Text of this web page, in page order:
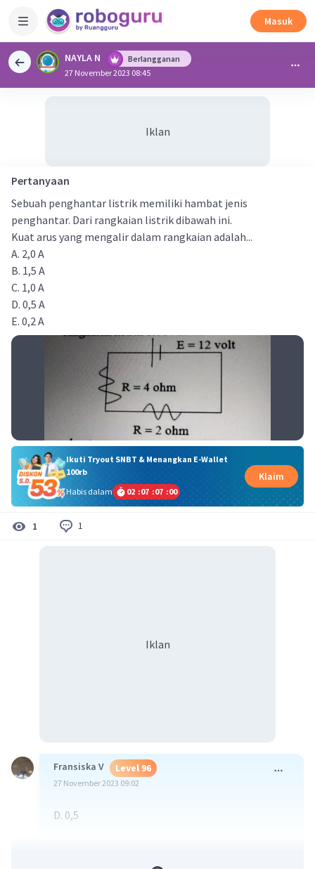
Masuk
NAYLA N
Berlangganan
27 November 2023 08:45
Iklan
Pertanyaan
Sebuah penghantar listrik memiliki hambat jenis
penghantar. Dari rangkaian listrik dibawah ini.
Kuat arus yang mengalir dalam rangkaian adalah...
A. 2,0 A
B. 1,5 A
C. 1,0 A
D. 0,5 A
E. 0,2 A
Ikuti Tryout SNBT & Menangkan E-Wallet
100rb
Habis dalam
02 :07 :06 :59
Klaim
1 1
Iklan
Fransiska V Level 96
27 November 2023 09:02
D. 0,5